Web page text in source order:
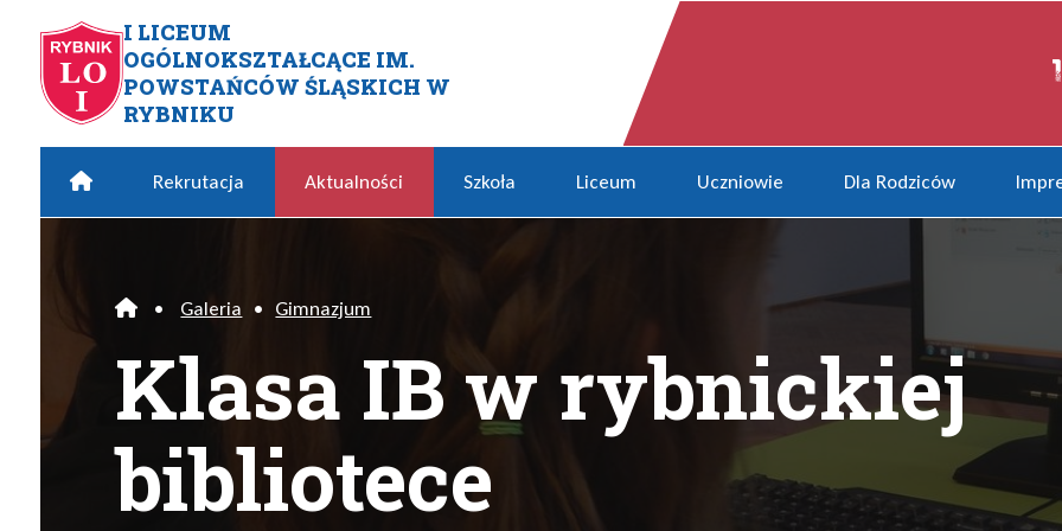
Przejdź do menu głównego
Przejdź do menu dodatkowego
Przejdź do treści
Mapa serwisu
I LICEUM
OGÓLNOKSZTAŁCĄCE IM.
POWSTAŃCÓW ŚLĄSKICH W
RYBNIKU
Klasa IB w rybnickiej bibliotece
Home Rekrutacja Aktualności Szkoła Liceum Uczniowie Dla Rodziców
Home
• Galeria • Gimnazjum
Klasa IB w rybnickiej
bibliotece